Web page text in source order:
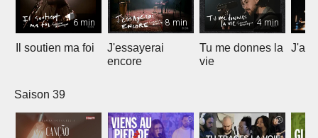
6 min
Il soutien ma foi
8 min
J'essayerai
encore
4 min
Tu me donnes la
vie
J'ai
Saison 39